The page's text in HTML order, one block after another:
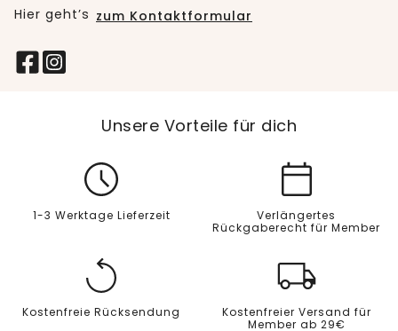
Hier geht’s zum Kontaktformular
Unsere Vorteile für dich
1-3 Werktage Lieferzeit
Verlängertes
Rückgaberecht für Member
Kostenfreie Rücksendung
Kostenfreier Versand für
Member ab 29€